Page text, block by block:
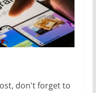
don't forget to